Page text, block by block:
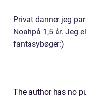
Privat danner jeg
Noahpå 1,5 år. Jeg
fantasybøger:)
The author has no